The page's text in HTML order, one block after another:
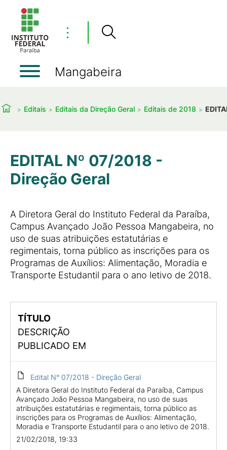
⋮
Mangabeira
Editais Editais da Direção Geral Editais de 2018
EDITAL Nº 07/2018 -
Direção Geral
A Diretora Geral do Instituto Federal da Paraíba,
Campus Avançado João Pessoa Mangabeira, no
uso de suas atribuições estatutárias e
regimentais, torna público as inscrições para os
Programas de Auxílios: Alimentação, Moradia e
Transporte Estudantil para o ano letivo de 2018.
TÍTULO
DESCRIÇÃO
PUBLICADO EM
Edital N° 07/2018 - Direção Geral
A Diretora Geral do Instituto Federal da Paraíba, Campus
Avançado João Pessoa Mangabeira, no uso de suas
atribuições estatutárias e regimentais, torna público as
inscrições para os Programas de Auxílios: Alimentação,
Moradia e Transporte Estudantil para o ano letivo de 2018.
21/02/2018, 19:33